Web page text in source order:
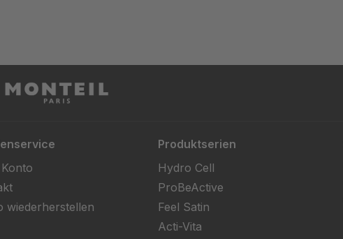
wiederherstellen
Produktserien
Hydro Cell
ProBeActive
Feel Satin
Acti-Vita